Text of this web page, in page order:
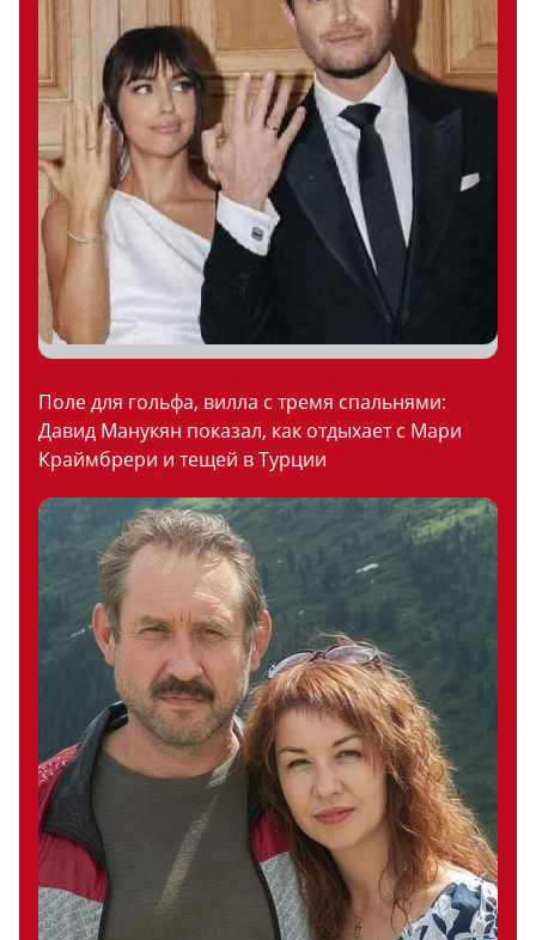
Поле для гольфа, вилла с тремя спальнями:
Давид Манукян показал, как отдыхает с Мари
Краймбрери и тещей в Турции